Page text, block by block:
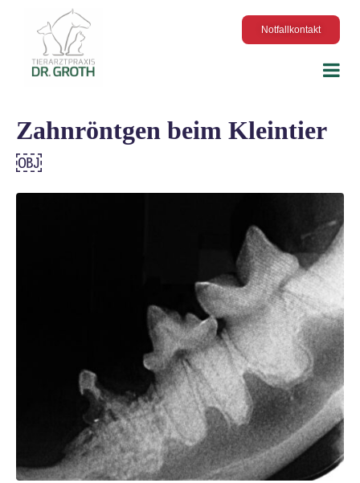
Notfallkontakt
Zahnröntgen beim Kleintier
￼